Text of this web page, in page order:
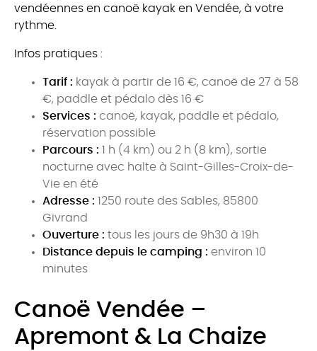
vendéennes en canoë kayak en Vendée, à votre
rythme.
Infos pratiques :
Tarif : kayak à partir de 16 €, canoë de 27 à 58
€, paddle et pédalo dès 16 €
Services : canoë, kayak, paddle et pédalo,
réservation possible
Parcours : 1 h (4 km) ou 2 h (8 km), sortie
nocturne avec halte à Saint-Gilles-Croix-de-
Vie en été
Adresse : 1250 route des Sables, 85800
Givrand
Ouverture : tous les jours de 9h30 à 19h
Distance depuis le camping : environ 10
minutes
Canoë Vendée –
Apremont & La Chaize